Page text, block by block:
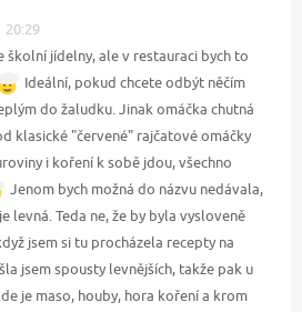
20:29
školní jídelny, ale v restauraci bych to
Ideální, pokud chcete odbýt něčím
do žaludku. Jinak omáčka chutná
klasické "červené" rajčatové omáčky
i koření k sobě jdou, všechno
Jenom bych možná do názvu nedávala,
levná. Teda ne, že by byla vysloveně
jsem si tu procházela recepty na
jsem spousty levnějších, takže pak u
je maso, houby, hora koření a krom